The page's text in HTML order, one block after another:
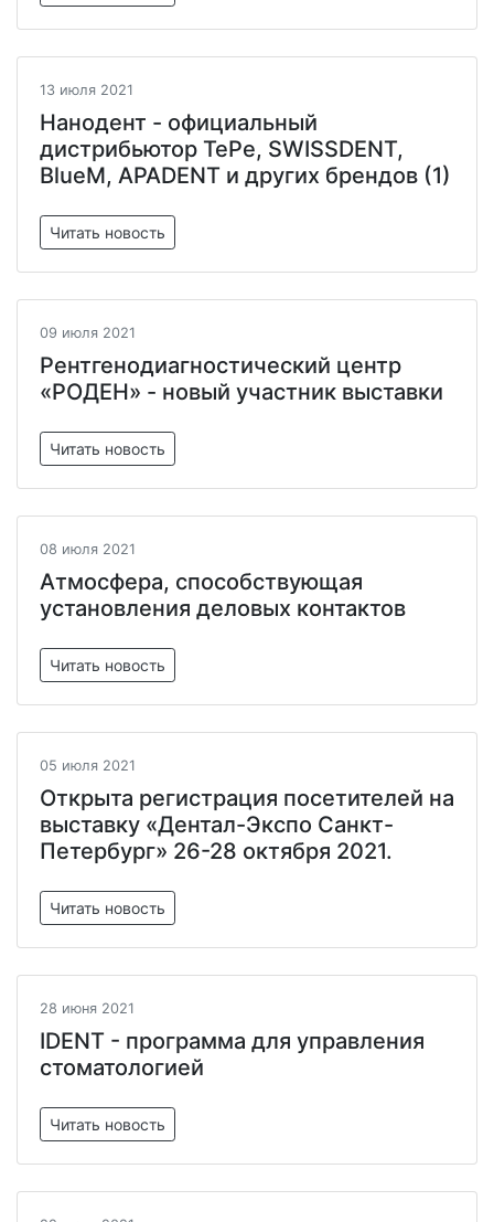
13 июля 2021
Нанодент - официальный
дистрибьютор TePe, SWISSDENT,
BlueM, APADENT и других брендов (1)
Читать новость
09 июля 2021
Рентгенодиагностический центр
«РОДЕН» - новый участник выставки
Читать новость
08 июля 2021
Атмосфера, способствующая
установления деловых контактов
Читать новость
05 июля 2021
Открыта регистрация посетителей на
выставку «Дентал-Экспо Санкт-
Петербург» 26-28 октября 2021.
Читать новость
28 июня 2021
IDENT - программа для управления
стоматологией
Читать новость